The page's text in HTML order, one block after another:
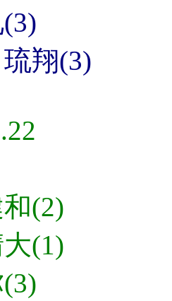
翔(3)
(2)
(1)